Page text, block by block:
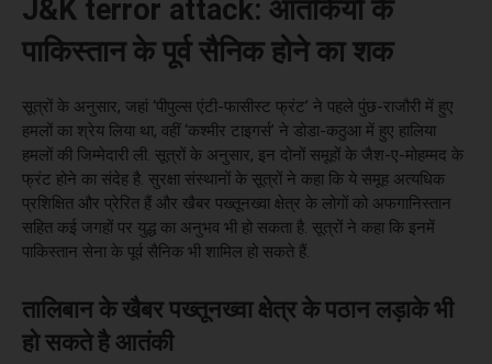
J&K terror attack: आतंकियों के
पाकिस्तान के पूर्व सैनिक होने का शक
सूत्रों के अनुसार, जहां ‘पीपुल्स एंटी-फासीस्ट फ्रंट’ ने पहले पुंछ-राजौरी में हुए
हमलों का श्रेय लिया था, वहीं ‘कश्मीर टाइगर्स’ ने डोडा-कठुआ में हुए हालिया
हमलों की जिम्मेदारी ली. सूत्रों के अनुसार, इन दोनों समूहों के जैश-ए-मोहम्मद के
फ्रंट होने का संदेह है. सुरक्षा संस्थानों के सूत्रों ने कहा कि ये समूह अत्यधिक
प्रशिक्षित और प्रेरित हैं और खैबर पख्तूनख्वा क्षेत्र के लोगों को अफगानिस्तान
सहित कई जगहों पर युद्ध का अनुभव भी हो सकता है. सूत्रों ने कहा कि इनमें
पाकिस्तान सेना के पूर्व सैनिक भी शामिल हो सकते हैं.
तालिबान के खैबर पख्तूनख्वा क्षेत्र के पठान लड़ाके भी
हो सकते है आतंकी